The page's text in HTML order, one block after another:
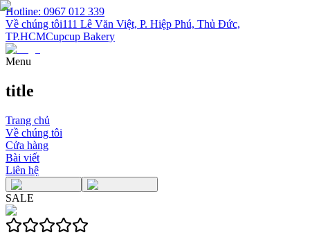
Hotline: 0967 012 339
Về chúng tôi111 Lê Văn Việt, P. Hiệp Phú, Thủ Đức,
TP.HCMCupcup Bakery
Menu
title
Trang chủ
Về chúng tôi
Cửa hàng
Bài viết
Liên hệ
SALE